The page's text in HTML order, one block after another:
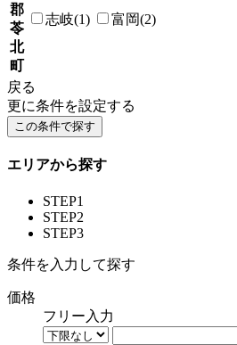
郡
苓
北
町
志岐(1) 富岡(2)
戻る
更に条件を設定する
エリアから探す
STEP1
STEP2
STEP3
条件を入力して探す
価格
フリー入力